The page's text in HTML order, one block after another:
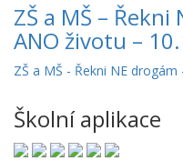
ZŠ a MŠ –
ANO životu –
ZŠ a MŠ - Řekni NE
Školní aplikace